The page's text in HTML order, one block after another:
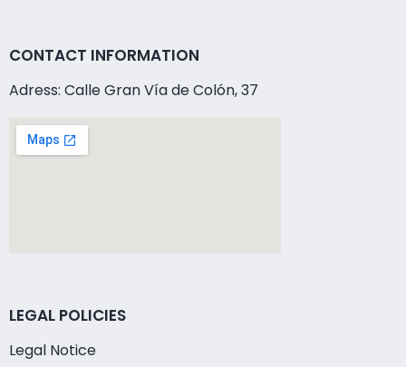
CONTACT INFORMATION
Adress: Calle Gran Vía de Colón, 37
LEGAL POLICIES
Legal Notice